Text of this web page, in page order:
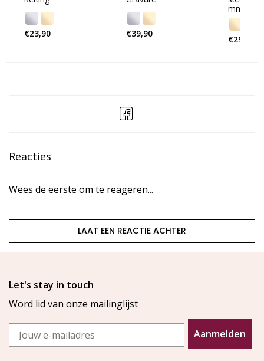
€23,90 €39,90
mm
€29,90
Reacties
Wees de eerste om te reageren...
LAAT EEN REACTIE ACHTER
Let's stay in touch
Word lid van onze mailinglijst
Email
Aanmelden